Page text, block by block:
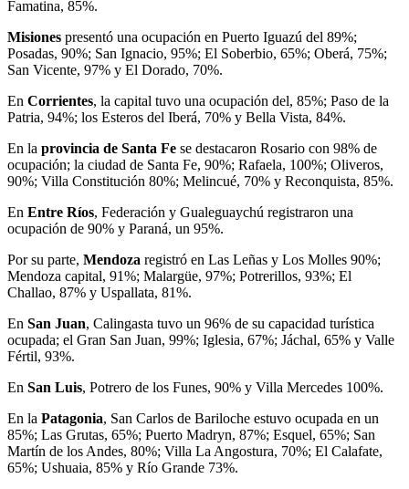
Famatina, 85%.
Misiones presentó una ocupación en Puerto Iguazú del 89%;
Posadas, 90%; San Ignacio, 95%; El Soberbio, 65%; Oberá, 75%;
San Vicente, 97% y El Dorado, 70%.
En Corrientes, la capital tuvo una ocupación del, 85%; Paso de la
Patria, 94%; los Esteros del Iberá, 70% y Bella Vista, 84%.
En la provincia de Santa Fe se destacaron Rosario con 98% de
ocupación; la ciudad de Santa Fe, 90%; Rafaela, 100%; Oliveros,
90%; Villa Constitución 80%; Melincué, 70% y Reconquista, 85%.
En Entre Ríos, Federación y Gualeguaychú registraron una
ocupación de 90% y Paraná, un 95%.
Por su parte, Mendoza registró en Las Leñas y Los Molles 90%;
Mendoza capital, 91%; Malargüe, 97%; Potrerillos, 93%; El
Challao, 87% y Uspallata, 81%.
En San Juan, Calingasta tuvo un 96% de su capacidad turística
ocupada; el Gran San Juan, 99%; Iglesia, 67%; Jáchal, 65% y Valle
Fértil, 93%.
En San Luis, Potrero de los Funes, 90% y Villa Mercedes 100%.
En la Patagonia, San Carlos de Bariloche estuvo ocupada en un
85%; Las Grutas, 65%; Puerto Madryn, 87%; Esquel, 65%; San
Martín de los Andes, 80%; Villa La Angostura, 70%; El Calafate,
65%; Ushuaia, 85% y Río Grande 73%.